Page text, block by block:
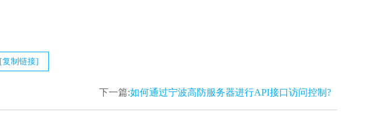
[复制链接]
下一篇:如何通过宁波高防服务器进行API接口访问控制?